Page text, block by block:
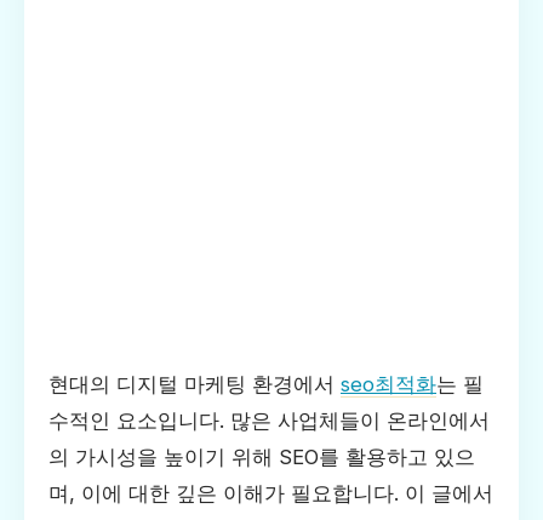
현대의 디지털 마케팅 환경에서 seo최적화는 필
수적인 요소입니다. 많은 사업체들이 온라인에서
의 가시성을 높이기 위해 SEO를 활용하고 있으
며, 이에 대한 깊은 이해가 필요합니다. 이 글에서